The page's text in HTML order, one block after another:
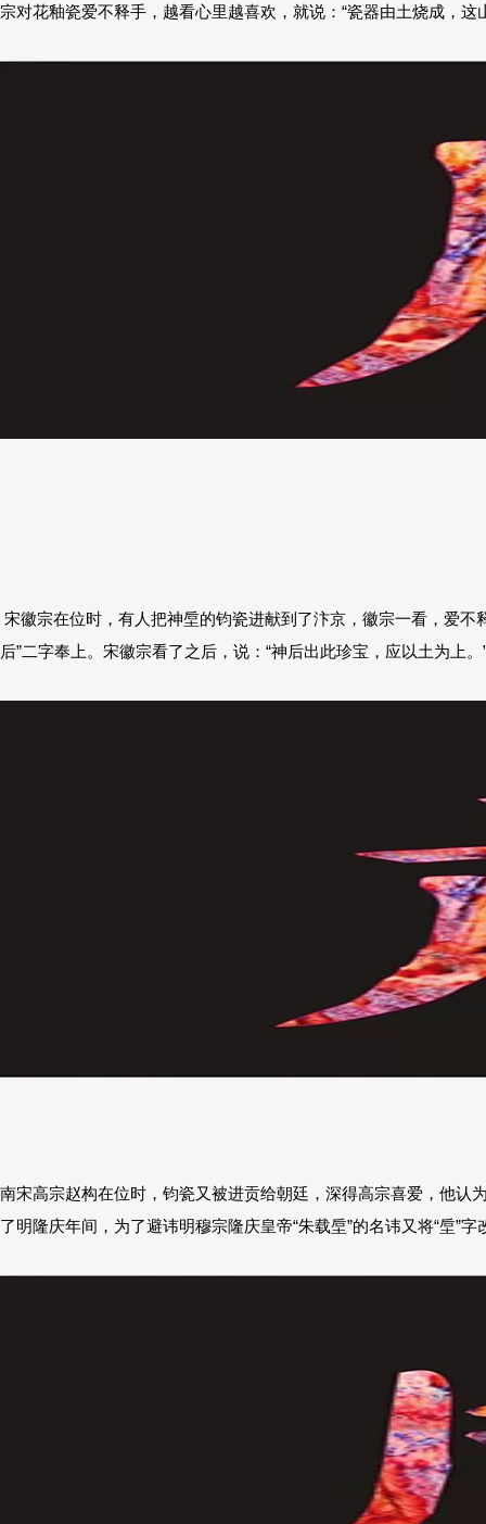
宗对花釉瓷爱不释手，越看心里越喜欢，就说：“瓷器由土烧成，
宋徽宗在位时，有人把神垕的钧瓷进献到了汴京，徽宗一看，爱
后”二字奉上。宋徽宗看了之后，说：“神后出此珍宝，应以土为上
南宋高宗赵构在位时，钧瓷又被进贡给朝廷，深得高宗喜爱，他认
了明隆庆年间，为了避讳明穆宗隆庆皇帝“朱载垕”的名讳又将“垕”字